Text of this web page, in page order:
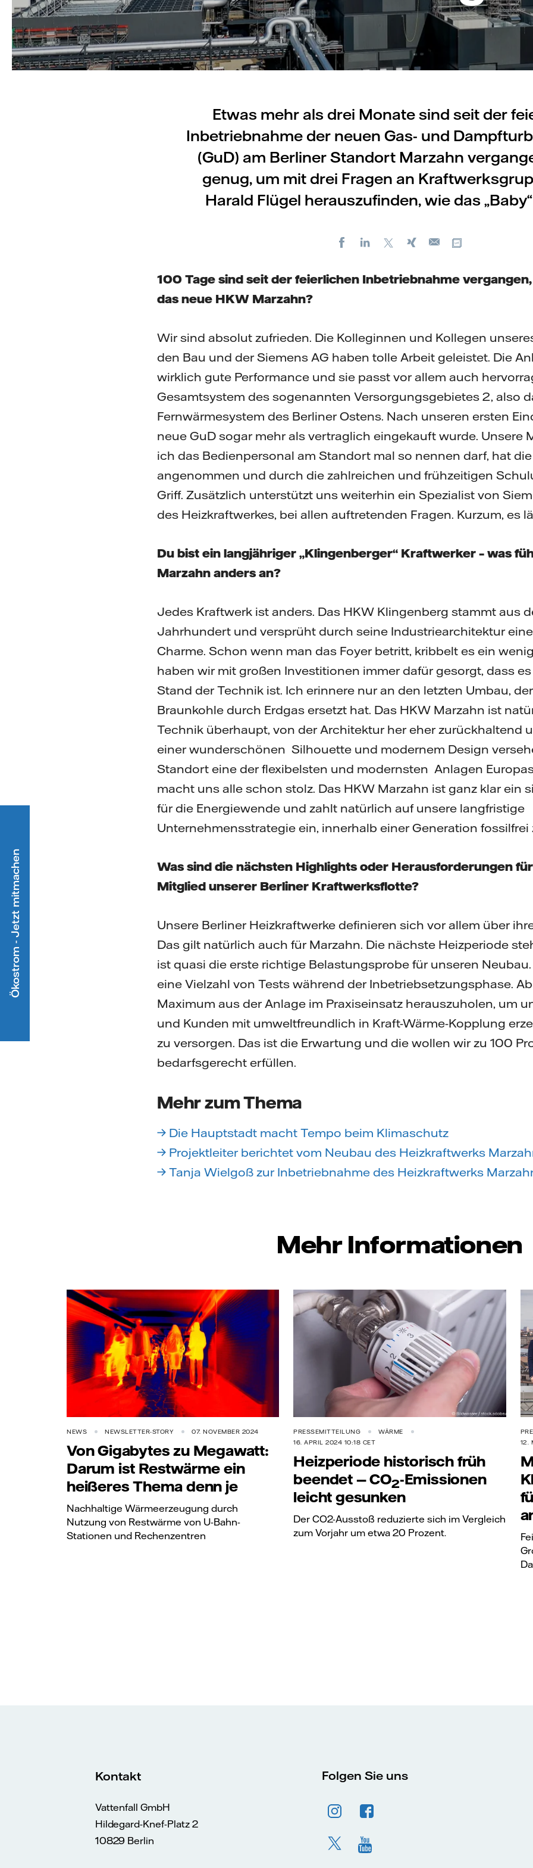
Etwas mehr als drei Monate sind seit der
Inbetriebnahme der neuen Gas- und
(GuD) am Berliner Standort Marzahn
genug, um mit drei Fragen an
Harald Flügel herauszufinden, wie das
FacebookLinkedIn Xing
E-
100 Tage sind seit der feierlichen Inbetriebnahme
das neue HKW Marzahn?
Wir sind absolut zufrieden. Die Kolleginnen und Kollegen
den Bau und der Siemens AG haben tolle Arbeit geleistet. Die
wirklich gute Performance und sie passt vor allem auch
Gesamtsystem des sogenannten Versorgungsgebietes 2, also
Fernwärmesystem des Berliner Ostens. Nach unseren ersten
neue GuD sogar mehr als vertraglich eingekauft wurde. Unsere
ich das Bedienpersonal am Standort mal so nennen darf, hat
angenommen und durch die zahlreichen und frühzeitigen
Griff. Zusätzlich unterstützt uns weiterhin ein Spezialist von
des Heizkraftwerkes, bei allen auftretenden Fragen. Kurzum, es
Du bist ein langjähriger „Klingenberger“ Kraftwerker – was
Marzahn anders an?
Jedes Kraftwerk ist anders. Das HKW Klingenberg stammt aus
Jahrhundert und versprüht durch seine Industriearchitektur
Charme. Schon wenn man das Foyer betritt, kribbelt es ein
haben wir mit großen Investitionen immer dafür gesorgt, dass
Stand der Technik ist. Ich erinnere nur an den letzten Umbau,
Braunkohle durch Erdgas ersetzt hat. Das HKW Marzahn ist
Technik überhaupt, von der Architektur her eher zurückhaltend
einer wunderschönen Silhouette und modernem Design
Standort eine der flexibelsten und modernsten Anlagen
macht uns alle schon stolz. Das HKW Marzahn ist ganz klar ein
für die Energiewende und zahlt natürlich auf unsere langfristige
Unternehmensstrategie ein, innerhalb einer Generation fossilfrei
Was sind die nächsten Highlights oder Herausforderungen
Mitglied unserer Berliner Kraftwerksflotte?
Unsere Berliner Heizkraftwerke definieren sich vor allem über
Das gilt natürlich auch für Marzahn. Die nächste Heizperiode
ist quasi die erste richtige Belastungsprobe für unseren
eine Vielzahl von Tests während der Inbetriebsetzungsphase.
Maximum aus der Anlage im Praxiseinsatz herauszuholen, um
und Kunden mit umweltfreundlich in Kraft-Wärme-Kopplung
zu versorgen. Das ist die Erwartung und die wollen wir zu 100
bedarfsgerecht erfüllen.
Mehr zum Thema
→ Die Hauptstadt macht Tempo beim Klimaschutz
→ Projektleiter berichtet vom Neubau des Heizkraftwerks
→ Tanja Wielgoß zur Inbetriebnahme des Heizkraftwerks
Mehr Informationen
NEWS NEWSLETTER-STORY 07. NOVEMBER 2024
Von Gigabytes zu Megawatt:
Darum ist Restwärme ein
heißeres Thema denn je
Nachhaltige Wärmeerzeugung durch
Nutzung von Restwärme von U-Bahn-
Stationen und Rechenzentren
PRESSEMITTEILUNG
WÄRME
16. APRIL 2024 10:18 CET
Heizperiode historisch früh
beendet —CO2-Emissionen
leicht gesunken
Der CO2-Ausstoß reduzierte sich im Vergleich
zum Vorjahr um etwa 20 Prozent.
12.
Ökostrom - Jetzt mitmachen
Kontakt
Vattenfall GmbH
Hildegard-Knef-Platz 2
10829 Berlin
Folgen Sie uns